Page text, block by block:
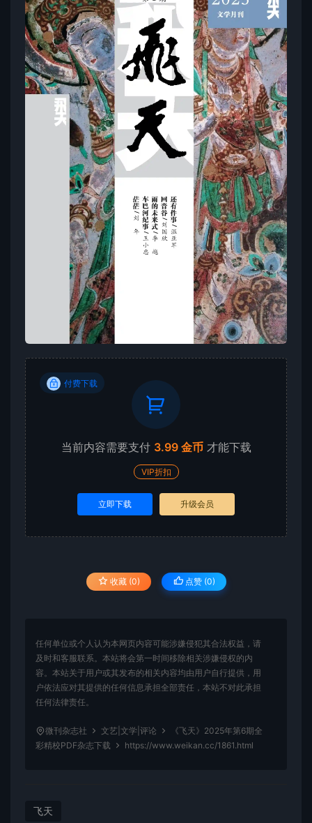
付费下载
当前内容需要支付 3.99 金币 才能下载
VIP折扣
立即下载 升级会员
收藏 (0) 点赞 (0)
任何单位或个人认为本网页内容可能涉嫌侵犯其合法权益，请
及时和客服联系。本站将会第一时间移除相关涉嫌侵权的内
容。本站关于用户或其发布的相关内容均由用户自行提供，用
户依法应对其提供的任何信息承担全部责任，本站不对此承担
任何法律责任。
微刊杂志社 文艺|文学|评论
《飞天》2025年第6期全
彩精校PDF杂志下载
https://www.weikan.cc/1861.html
飞天